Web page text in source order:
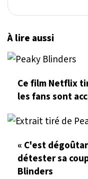
À lire aussi
Ce film Netflix
les fans sont
« C'est
détester sa
Blinders